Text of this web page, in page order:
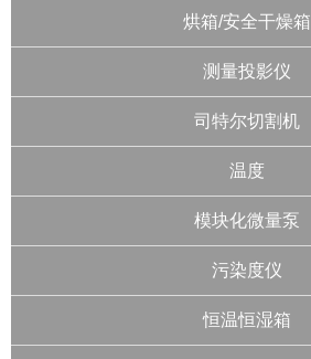
烘箱/安全干燥箱
测量投影仪
司特尔切割机
温度
模块化微量泵
污染度仪
恒温恒湿箱